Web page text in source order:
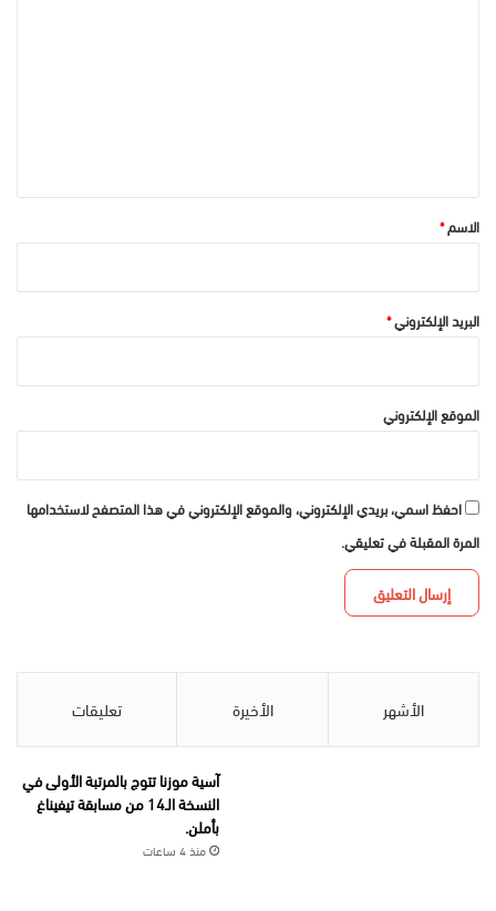
*الاسم*
البريد الإلكتروني*
الموقع الإلكتروني
احفظ اسمي، بريدي الإلكتروني، والموقع الإلكتروني في هذا المتصفح لاستخدامها
المرة المقبلة في تعليقي.
الأشهر الأخيرة تعليقات
آسية موزنا تتوج بالمرتبة الأولى في
النسخة الـ14 من مسابقة تيفيناغ
بأملن.
منذ 4 ساعات